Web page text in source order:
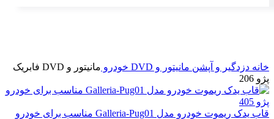
خانه دزدگیر و آپشن مانیتور و DVD خودرو
مانیتور و DVD فابریک
پژو 206
قاب یدک ریموت خودرو مدل Galleria-Pug01 مناسب برای خودرو